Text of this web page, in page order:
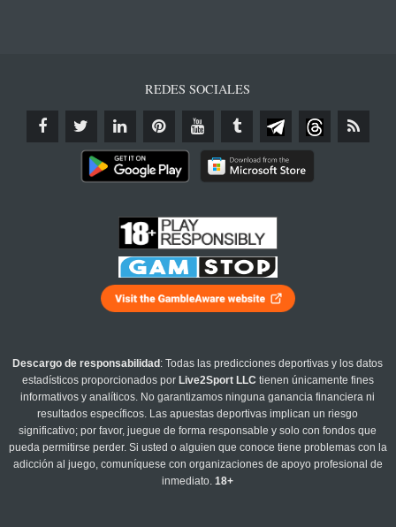
REDES SOCIALES
Descargo de responsabilidad : Todas las predicciones deportivas y los datos
estadísticos proporcionados por Live2Sport LLC tienen únicamente fines
informativos y analíticos. No garantizamos ninguna ganancia financiera ni
resultados específicos. Las apuestas deportivas implican un riesgo
significativo; por favor, juegue de forma responsable y solo con fondos que
pueda permitirse perder. Si usted o alguien que conoce tiene problemas con la
adicción al juego, comuníquese con organizaciones de apoyo profesional de
inmediato.18+